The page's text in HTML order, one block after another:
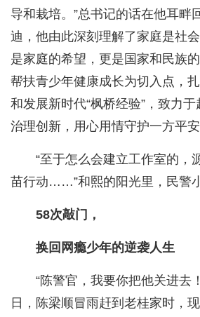
导和栽培。”总书记的话在他耳畔
迪，他由此深刻理解了家庭是社
是家庭的希望，更是国家和民族
帮扶青少年健康成长为切入点，
和发展新时代“枫桥经验”，致力
治理创新，用心用情守护一方平安
“至于怎么会建立工作室的，
苗行动……”和熙的阳光里，民警
58次敲门，
换回网瘾少年的逆袭人生
“陈警官，我要你把他关进去
日，陈梁顺冒雨赶到老桂家时，